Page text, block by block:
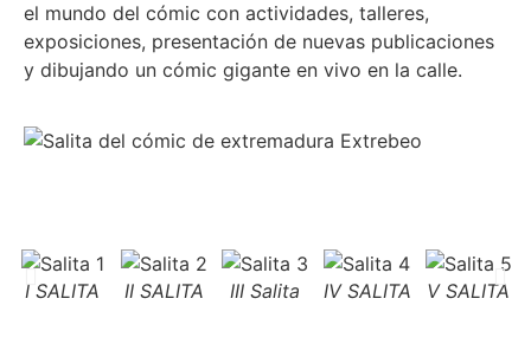
el mundo del cómic con actividades, talleres,
exposiciones, presentación de nuevas publicaciones
y dibujando un cómic gigante en vivo en la calle.
I SALITA II SALITA III Salita IV SALITA V SALITA